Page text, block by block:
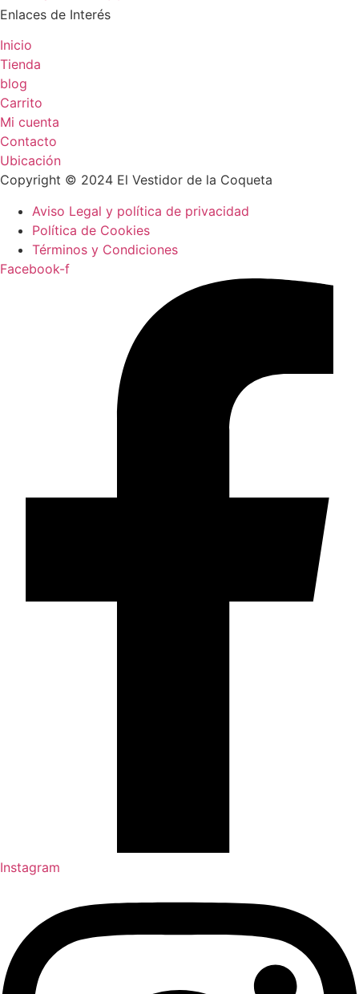
Enlaces de Interés
Inicio
Tienda
blog
Carrito
Mi cuenta
Contacto
Ubicación
Copyright © 2024 El Vestidor de la Coqueta
Aviso Legal y política de privacidad
Política de Cookies
Términos y Condiciones
Facebook-f
Instagram